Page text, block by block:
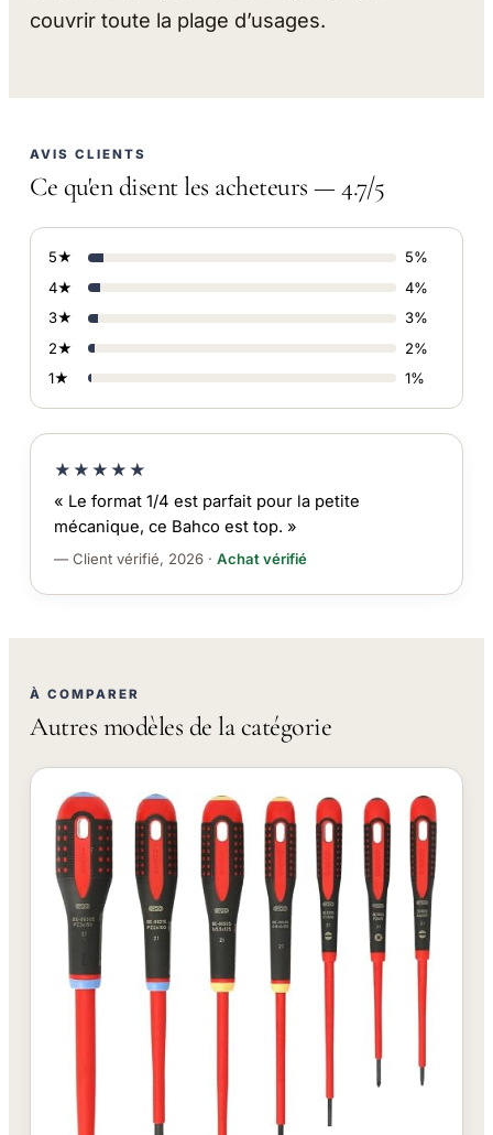
couvrir toute la plage d’usages.
AVIS CLIENTS
Ce qu'en disent les acheteurs — 4.7/5
5★
5%
4★
4%
3★
3%
2★
2%
1★
1%
★★★★★
« Le format 1/4 est parfait pour la petite
mécanique, ce Bahco est top. »
— Client vérifié, 2026 · Achat vérifié
À COMPARER
Autres modèles de la catégorie